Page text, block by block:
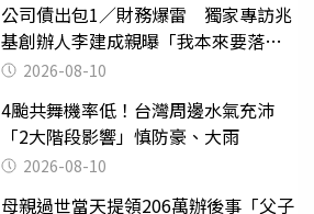
公司債出包1／財務爆雷 獨家專訪兆
基創辦人李建成親曝「我本來要落
跑」2026-08-10
4颱共舞機率低！台灣周邊水氣充沛
「2大階段影響」慎防豪、大雨
2026-08-10
母親過世當天提領206萬辦後事「父子